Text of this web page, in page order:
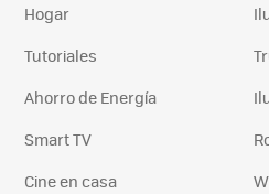
Hogar
Tutoriales
Ahorro de Energía
Smart TV
Cine en casa